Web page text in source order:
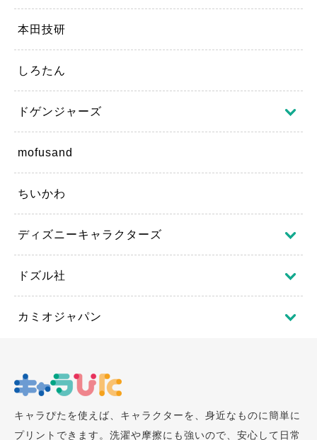
本田技研
しろたん
ドゲンジャーズ
mofusand
ちいかわ
ディズニーキャラクターズ
ドズル社
カミオジャパン
キャラぴたを使えば、キャラクターを、身近なものに簡単に
プリントできます。洗濯や摩擦にも強いので、安心して日常